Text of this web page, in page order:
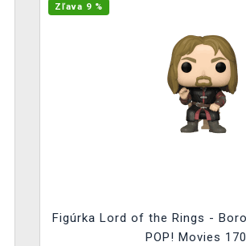
Zľava 9 %
Figúrka Lord of the Rings -
POP! Movies